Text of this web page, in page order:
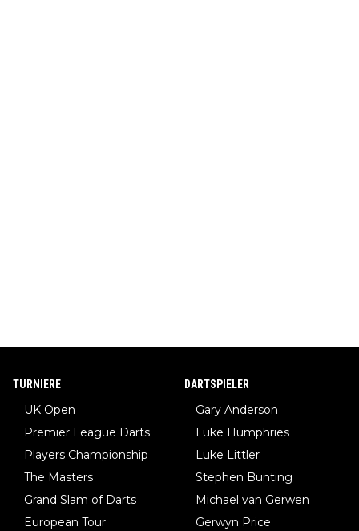
TURNIERE
UK Open
Premier League Darts
Players Championship
The Masters
Grand Slam of Darts
European Tour
DARTSPIELER
Gary Anderson
Luke Humphries
Luke Littler
Stephen Bunting
Michael van Gerwen
Gerwyn Price